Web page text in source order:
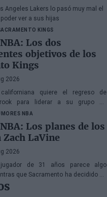
Angeles Lakers lo pasó muy mal el
ver a sus hijas
KINGS
Los dos
objetivos de los
Kings
2026
quiere el regreso de
para liderar a su grupo de
que también suena Victor Oladipo
NBA
Los planes de los
LaVine
2026
de 31 años parece algo
que Sacramento ha decidido no